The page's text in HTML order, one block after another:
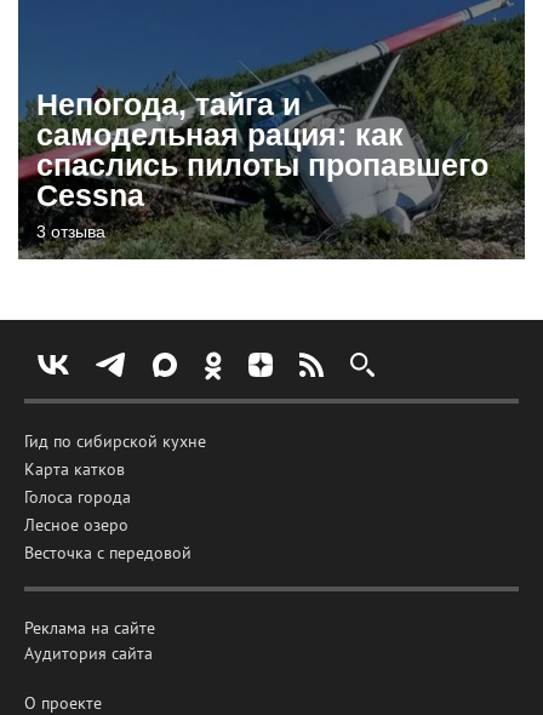
Непогода, тайга и
самодельная рация: как
спаслись пилоты пропавшего
Cessna
3 отзыва
Гид по сибирской кухне
Карта катков
Голоса города
Лесное озеро
Весточка с передовой
Реклама на сайте
Аудитория сайта
О проекте